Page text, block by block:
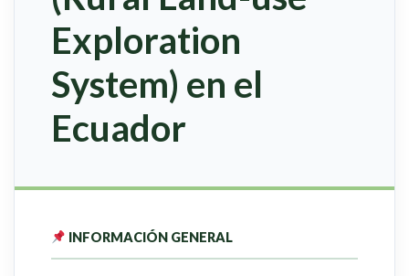
Exploration
System) en el
Ecuador
INFORMACIÓN GENERAL